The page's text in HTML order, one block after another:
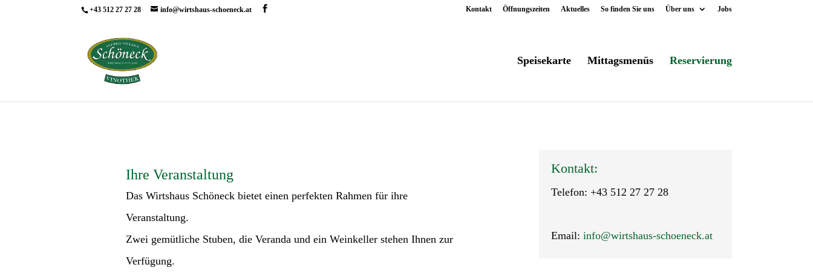
+43 512 27 27 28 info@wirtshaus-schoeneck.at Kontakt Öffnungszeiten Aktuelles So finden Sie uns Über uns Jobs
Speisekarte Mittagsmenüs Reservierung
Ihre Veranstaltung
Das Wirtshaus Schöneck bietet einen perfekten Rahmen für ihre
Veranstaltung.
Zwei gemütliche Stuben, die Veranda und ein Weinkeller stehen Ihnen zur
Verfügung.
Kontakt:
Telefon: +43 512 27 27 28
Email: info@wirtshaus-schoeneck.at